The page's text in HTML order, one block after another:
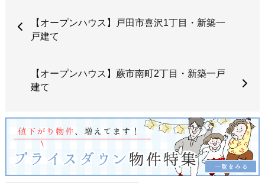
【オープンハウス】戸田市喜沢1丁目・新築一
戸建て
【オープンハウス】蕨市南町2丁目・新築一戸
建て